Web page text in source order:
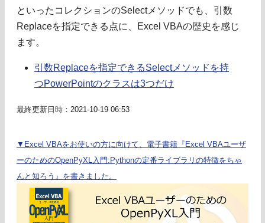
といったコレクションのSelectメソッドでも、引数
Replaceを指定できる点に、Excel VBAの歴史を感じ
ます。
引数Replaceを指定できるSelectメソッドを持
つPowerPointのクラスは3つだけ
最終更新日時：2021-10-19 06:53
▼Excel VBAをお使いの方に向けて、電子書籍『Excel VBAユーザ
ーのためのOpenPyXL入門:Pythonの定番ライブラリの特徴をちゃ
んと知ろう』を書きました。